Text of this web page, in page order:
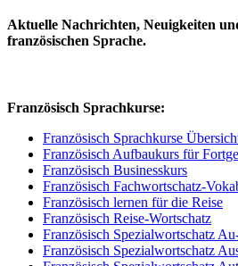
Aktuelle Nachrichten, Neuigkeiten
französischen Sprache.
Französisch Sprachkurse:
Französisch Sprachkurse
Französisch Aufbaukurs für
Französisch Businesskurs
Französisch Fachwortschatz-
Französisch lernen für die Reise
Französisch Reise-Wortschatz
Französisch Spezialwortschatz
Französisch Spezialwortschatz